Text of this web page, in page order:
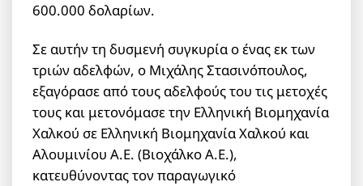
600.000 δολαρίων.
Σε αυτήν τη δυσμενή συγκυρία ο ένας εκ των
τριών αδελφών, ο Μιχάλης Στασινόπουλος,
εξαγόρασε από τους αδελφούς του τις μετοχές
τους και μετονόμασε την Ελληνική Βιομηχανία
Χαλκού σε Ελληνική Βιομηχανία Χαλκού και
Αλουμινίου Α.Ε. (Βιοχάλκο Α.Ε.),
κατευθύνοντας τον παραγωγικό